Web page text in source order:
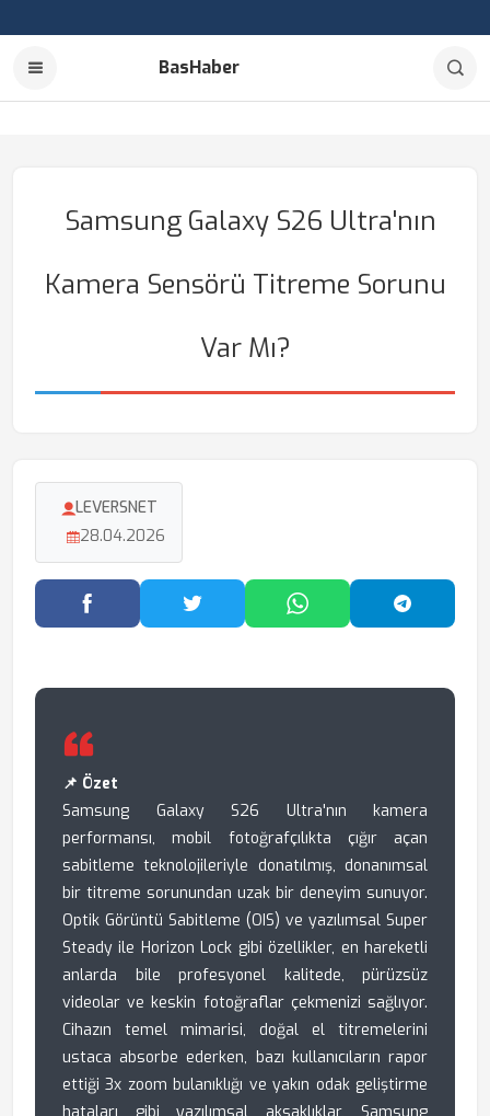
BasHaber
Samsung Galaxy S26 Ultra'nın
Kamera Sensörü Titreme Sorunu
Var Mı?
LEVERSNET
28.04.2026
Facebook'ta PaylaşTwitter'da PaylaşWhatsApp'ta Paylaş
📌 Özet
Samsung Galaxy S26 Ultra'nın kamera
performansı, mobil fotoğrafçılıkta çığır açan
sabitleme teknolojileriyle donatılmış, donanımsal
bir titreme sorunundan uzak bir deneyim sunuyor.
Optik Görüntü Sabitleme (OIS) ve yazılımsal Super
Steady ile Horizon Lock gibi özellikler, en hareketli
anlarda bile profesyonel kalitede, pürüzsüz
videolar ve keskin fotoğraflar çekmenizi sağlıyor.
Cihazın temel mimarisi, doğal el titremelerini
ustaca absorbe ederken, bazı kullanıcıların rapor
ettiği 3x zoom bulanıklığı ve yakın odak geliştirme